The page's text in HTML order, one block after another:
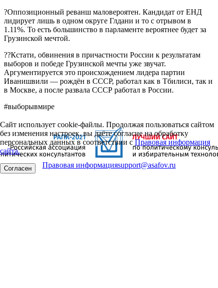
?Оппозиционный реванш маловероятен. Кандидат от ЕНД
лидирует лишь в одном округе Глдани и то с отрывом в
1.11%. То есть большинство в парламенте вероятнее будет за
Грузинской мечтой.
??Кстати, обвинения в причастности России к результатам
выборов и победе Грузинской мечты уже звучат.
Аргументируется это происхождением лидера партии
Иванишвили — рождён в СССР, работал как в Тбилиси, так и
в Москве, а после развала СССР работал в России.
#выборывмире
Сайт использует cookie-файлы. Продолжая пользоваться сайтом
без изменения настроек, вы даёте согласие на обработку
персональных данных в соответствии сПравовая информация
сайта.
Согласен Правовая информацияsupport@asafov.ru